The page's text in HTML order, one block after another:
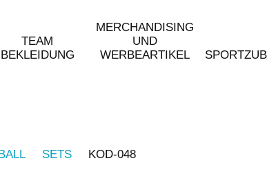
TEAM
BEKLEIDUNG
MERCHANDISING
UND
WERBEARTIKEL
SETS KOD-048